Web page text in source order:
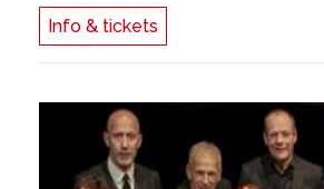
Info & tickets